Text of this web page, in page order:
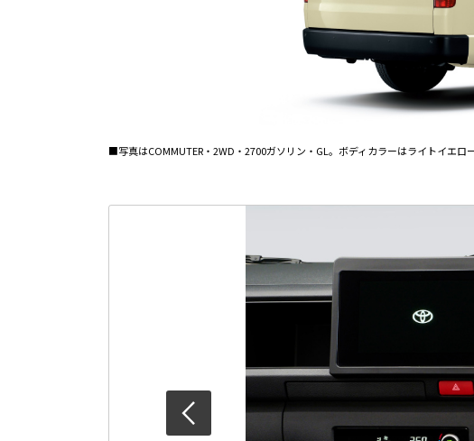
■写真はCOMMUTER・2WD・2700ガソリン・GL。ボディカラーはライトイエロ